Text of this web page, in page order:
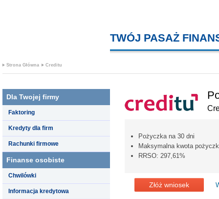
TWÓJ PASAŻ
Strona Główna Creditu
Dla Twojej firmy
Faktoring
Kredyty dla firm
Rachunki firmowe
Finanse osobiste
Chwilówki
Informacja kredytowa
Pożyczka na 30 dni
Maksymalna kwota
RRSO: 297,61%
Złóż wniosek